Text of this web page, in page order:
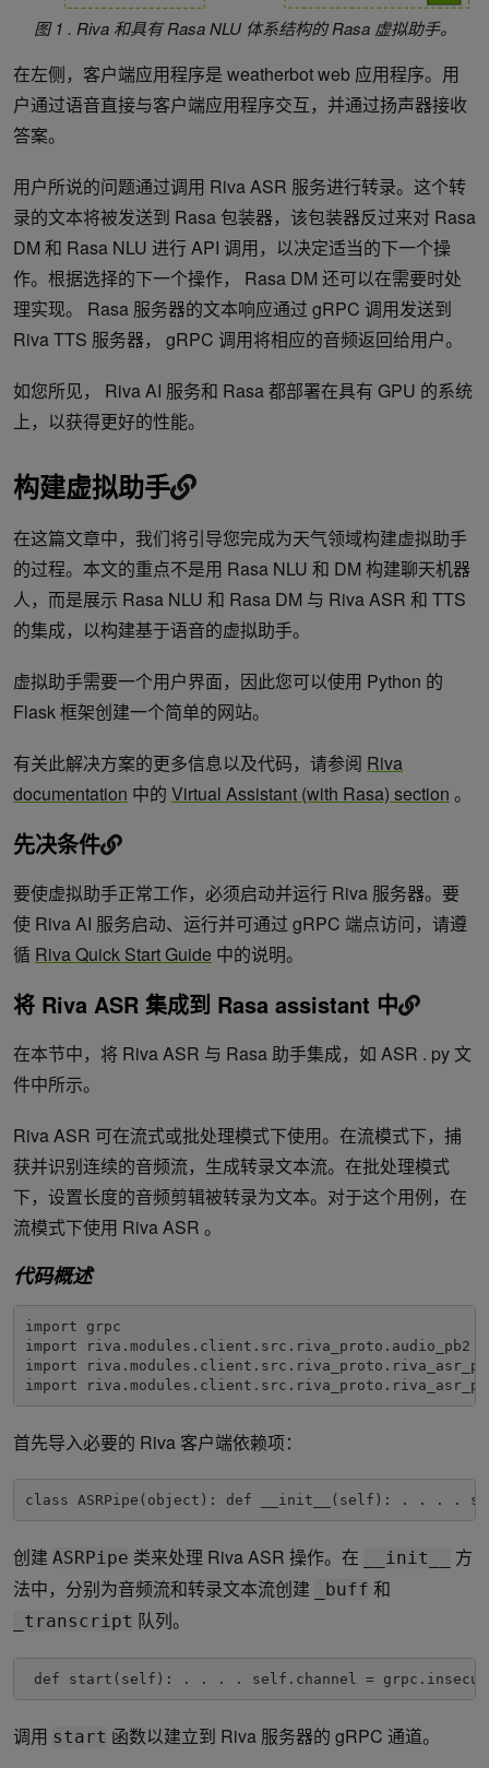
图 1 . Riva 和具有 Rasa NLU 体系结构的 Rasa 虚拟助手。
在左侧，客户端应用程序是 weatherbot web 应用程序。用
户通过语音直接与客户端应用程序交互，并通过扬声器接收
答案。
用户所说的问题通过调用 Riva ASR 服务进行转录。这个转
录的文本将被发送到 Rasa 包装器，该包装器反过来对 Rasa
DM 和 Rasa NLU 进行 API 调用，以决定适当的下一个操
作。根据选择的下一个操作， Rasa DM 还可以在需要时处
理实现。 Rasa 服务器的文本响应通过 gRPC 调用发送到
Riva TTS 服务器， gRPC 调用将相应的音频返回给用户。
如您所见， Riva AI 服务和 Rasa 都部署在具有 GPU 的系统
上，以获得更好的性能。
构建虚拟助手
在这篇文章中，我们将引导您完成为天气领域构建虚拟助手
的过程。本文的重点不是用 Rasa NLU 和 DM 构建聊天机器
人，而是展示 Rasa NLU 和 Rasa DM 与 Riva ASR 和 TTS
的集成，以构建基于语音的虚拟助手。
虚拟助手需要一个用户界面，因此您可以使用 Python 的
Flask 框架创建一个简单的网站。
有关此解决方案的更多信息以及代码，请参阅 Riva
documentation 中的 Virtual Assistant (with Rasa) section 。
先决条件
要使虚拟助手正常工作，必须启动并运行 Riva 服务器。要
使 Riva AI 服务启动、运行并可通过 gRPC 端点访问，请遵
循 Riva Quick Start Guide 中的说明。
将 Riva ASR 集成到 Rasa assistant 中
在本节中，将 Riva ASR 与 Rasa 助手集成，如 ASR . py 文
件中所示。
Riva ASR 可在流式或批处理模式下使用。在流模式下，捕
获并识别连续的音频流，生成转录文本流。在批处理模式
下，设置长度的音频剪辑被转录为文本。对于这个用例，在
流模式下使用 Riva ASR 。
代码概述
import grpc
import riva.modules.client.src.riva_proto.audio_pb2
import
import
首先导入必要的 Riva 客户端依赖项：
class ASRPipe(object): def __init__(self): . . . .
创建 ASRPipe 类来处理 Riva ASR 操作。在 __init__
方
法中，分别为音频流和转录文本流创建
_buff 和
_transcript 队列。
def start(self): . . . . self.channel =
调用 start 函数以建立到 Riva 服务器的 gRPC 通道。